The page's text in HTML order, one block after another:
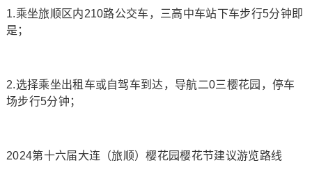
1.乘坐旅顺区内210路公交车，三高中车站下车步行5分钟即
是；
2.选择乘坐出租车或自驾车到达，导航二0三樱花园，停车
场步行5分钟；
2024第十六届大连（旅顺）樱花园樱花节建议游览路线